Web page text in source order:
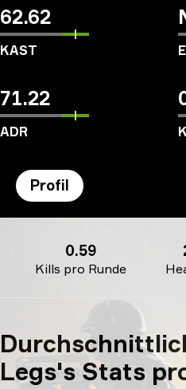
62.62
KAST
71.22
ADR
Profil
Kills pro Runde
0.59
Legs's Stats